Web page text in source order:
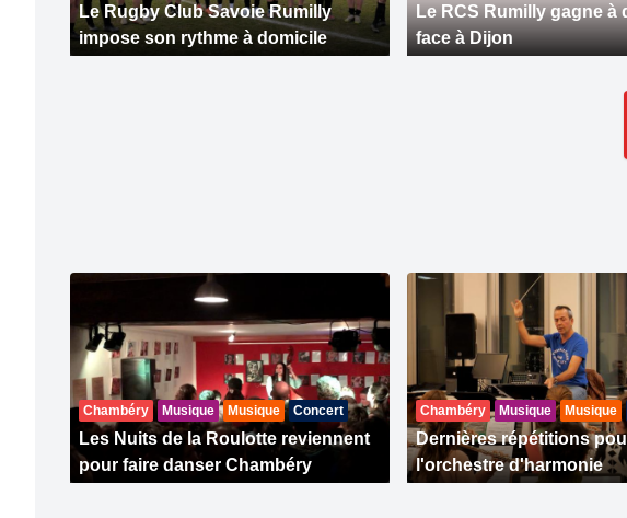
Le Rugby Club Savoie Rumilly
impose son rythme à domicile
Le RCS Rumilly gagne à
face à Dijon
Chambéry Musique Musique Concert
Les Nuits de la Roulotte reviennent
pour faire danser Chambéry
Chambéry Musique Musique
Dernières répétitions
l'orchestre d'harmonie